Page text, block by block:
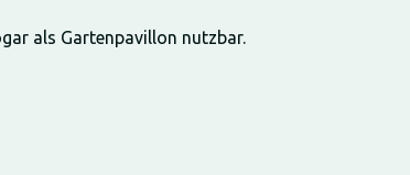
als Gartenpavillon nutzbar.